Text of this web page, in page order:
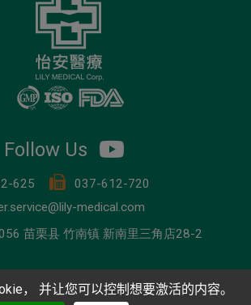
Follow Us
625
037-612-720
medical.com
苗栗县 竹南镇 新南里三角店28-2
LILY MEDICAL CORPORATION.
， 并让您可以控制想要激活的内容。